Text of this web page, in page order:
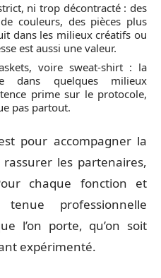
ni trop décontracté : des
couleurs, des pièces plus
dans les milieux créatifs ou
est aussi une valeur.
voire sweat-shirt : la
dans quelques milieux
prime sur le protocole,
pas partout.
pour accompagner la
rassurer les partenaires,
chaque fonction et
professionnelle
l’on porte, qu’on soit
expérimenté.